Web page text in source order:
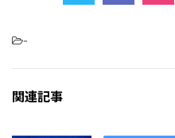
-
関連記事